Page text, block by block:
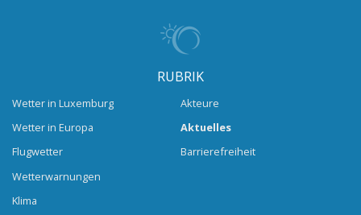
RUBRIK
Wetter in Luxemburg
Wetter in Europa
Flugwetter
Wetterwarnungen
Klima
Akteure
Aktuelles
Barrierefreiheit